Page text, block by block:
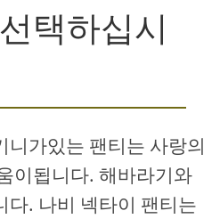
택하십시
니가있는 팬티는 사랑의
이됩니다. 해바라기와
다. 나비 넥타이 팬티는